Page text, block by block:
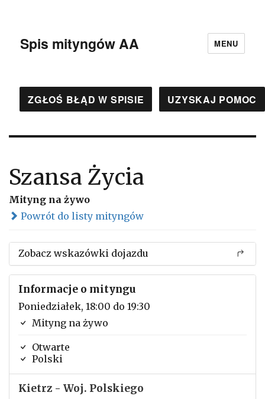
Spis mityngów AA MENU
ZGŁOŚ BŁĄD W SPISIE UZYSKAJ POMOC
Szansa Życia
Mityng na żywo
Powrót do listy mityngów
Zobacz wskazówki dojazdu
Informacje o mityngu
Poniedziałek, 18:00 do 19:30
Mityng na żywo
Otwarte
Polski
Kietrz - Woj. Polskiego